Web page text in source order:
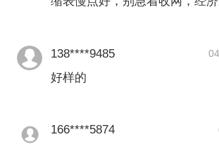
高通胀预期。他表示，美联
楚伊朗战争会带来何种经济
的政策立场处于合适水平，
138****9485
好样的
166****5874